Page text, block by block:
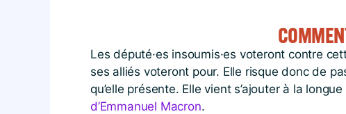
Les député·es insoumis·es voteront contre
ses alliés voteront pour. Elle risque donc de
qu’elle présente. Elle vient s’ajouter à la
d’Emmanuel Macron.